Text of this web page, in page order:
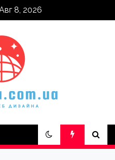
8, 2026